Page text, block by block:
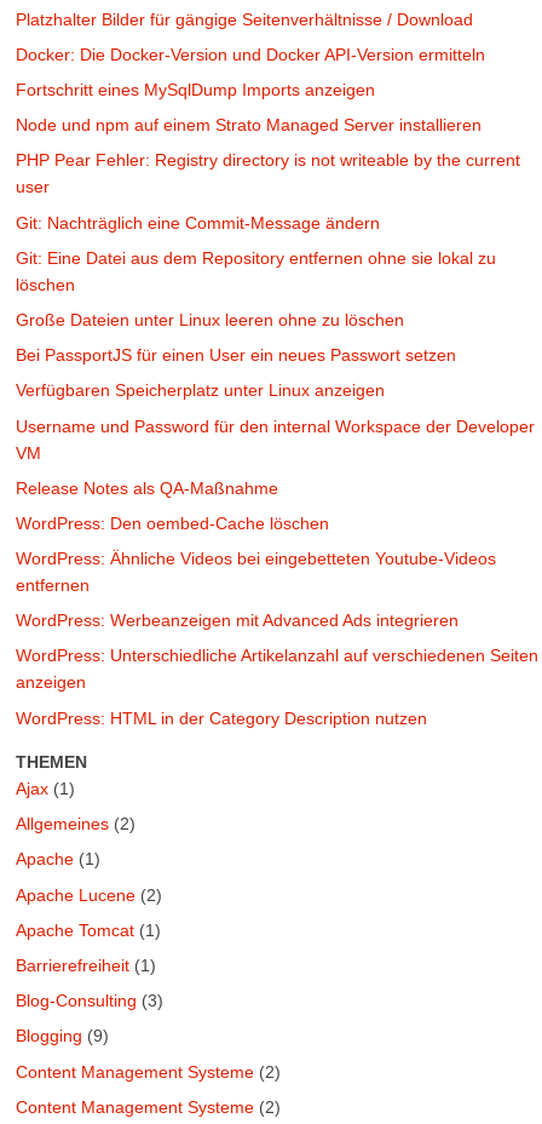
Platzhalter Bilder für gängige Seitenverhältnisse / Download
Docker: Die Docker-Version und Docker API-Version ermitteln
Fortschritt eines MySqlDump Imports anzeigen
Node und npm auf einem Strato Managed Server installieren
PHP Pear Fehler: Registry directory is not writeable by the current
user
Git: Nachträglich eine Commit-Message ändern
Git: Eine Datei aus dem Repository entfernen ohne sie lokal zu
löschen
Große Dateien unter Linux leeren ohne zu löschen
Bei PassportJS für einen User ein neues Passwort setzen
Verfügbaren Speicherplatz unter Linux anzeigen
Username und Password für den internal Workspace der Developer
VM
Release Notes als QA-Maßnahme
WordPress: Den oembed-Cache löschen
WordPress: Ähnliche Videos bei eingebetteten Youtube-Videos
entfernen
WordPress: Werbeanzeigen mit Advanced Ads integrieren
WordPress: Unterschiedliche Artikelanzahl auf verschiedenen Seiten
anzeigen
WordPress: HTML in der Category Description nutzen
THEMEN
Ajax (1)
Allgemeines (2)
Apache (1)
Apache Lucene (2)
Apache Tomcat (1)
Barrierefreiheit (1)
Blog-Consulting (3)
Blogging (9)
Content Management Systeme (2)
Content Management Systeme (2)